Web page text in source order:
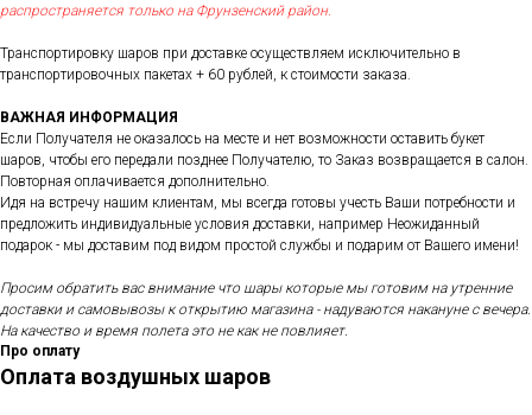
распространяется только на Фрунзенский район.
Транспортировку шаров при доставке осуществляем исключительно в
транспортировочных пакетах + 60 рублей, к стоимости заказа.
ВАЖНАЯ ИНФОРМАЦИЯ
Если Получателя не оказалось на месте и нет возможности оставить букет
шаров, чтобы его передали позднее Получателю, то Заказ возвращается в салон.
Повторная оплачивается дополнительно.
Идя на встречу нашим клиентам, мы всегда готовы учесть Ваши потребности и
предложить индивидуальные условия доставки, например Неожиданный
подарок - мы доставим под видом простой службы и подарим от Вашего имени!
Просим обратить вас внимание что шары которые мы готовим на утренние
доставки и самовывозы к открытию магазина - надуваются накануне с вечера.
На качество и время полета это не как не повлияет.
Про оплату
Оплата воздушных шаров